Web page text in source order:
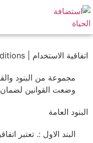
اتفاقية الاستخدام | Terms And Conditions
مجموعة من البنود
وضعت القوانين لضمان
البنود العامة
البند الاول :. تعتبر